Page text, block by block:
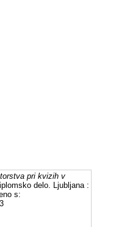
pri kvizih v
delo. Ljubljana :
s: